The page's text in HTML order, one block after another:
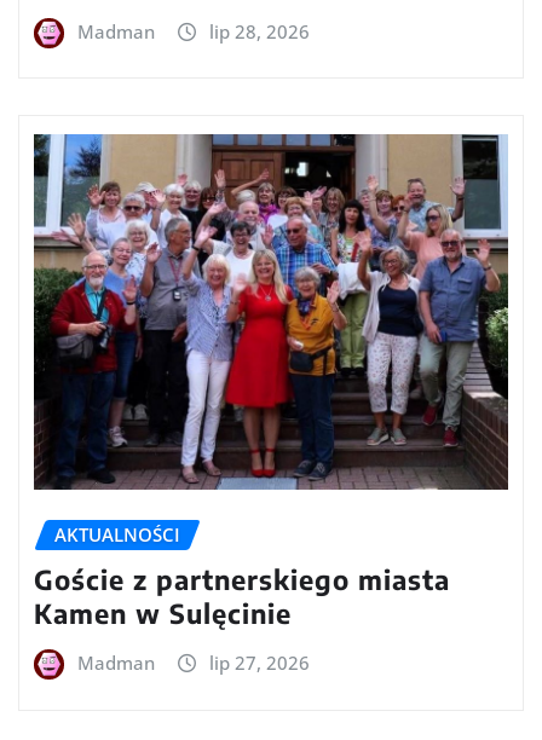
Madman lip 28, 2026
AKTUALNOŚCI
Goście z partnerskiego miasta
Kamen w Sulęcinie
Madman lip 27, 2026